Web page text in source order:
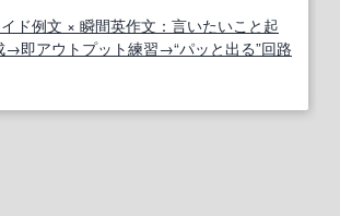
ド例文 × 瞬間英作文：言いたいこと起
→即アウトプット練習→“パッと出る”回路